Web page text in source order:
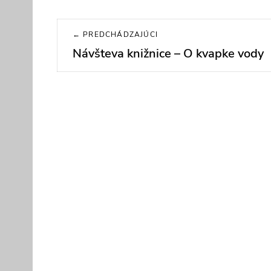
Navigácia
článku
← PREDCHÁDZAJÚCI
Previous
post:
Návšteva knižnice – O kvapke vody